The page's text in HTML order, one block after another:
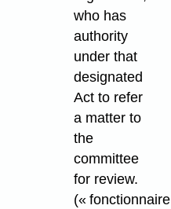
who has
authority
under that
designated
Act to refer
a matter to
the
committee
for review.
(« fonctionnaire